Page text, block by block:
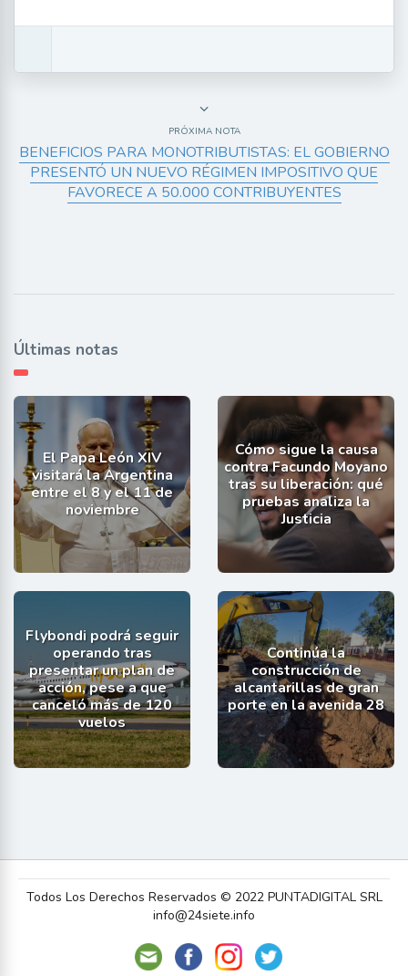
PRÓXIMA NOTA
BENEFICIOS PARA MONOTRIBUTISTAS: EL GOBIERNO
PRESENTÓ UN NUEVO RÉGIMEN IMPOSITIVO QUE
FAVORECE A 50.000 CONTRIBUYENTES
Últimas notas
El Papa León XIV
visitará la Argentina
entre el 8 y el 11 de
noviembre
Cómo sigue la causa
contra Facundo Moyano
tras su liberación: qué
pruebas analiza la
Justicia
Flybondi podrá seguir
operando tras
presentar un plan de
acción, pese a que
canceló más de 120
vuelos
Continúa la
construcción de
alcantarillas de gran
porte en la avenida 28
Todos Los Derechos Reservados © 2022 PUNTADIGITAL SRL
info@24siete.info